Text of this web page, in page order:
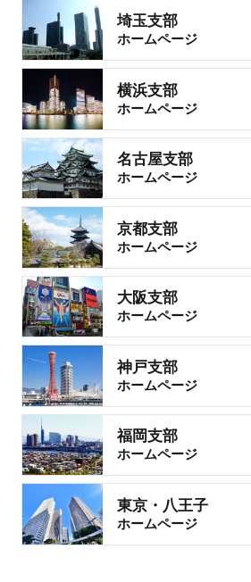
埼玉支部
ホームページ
横浜支部
ホームページ
名古屋支部
ホームページ
京都支部
ホームページ
大阪支部
ホームページ
神戸支部
ホームページ
福岡支部
ホームページ
東京・八王子
ホームページ